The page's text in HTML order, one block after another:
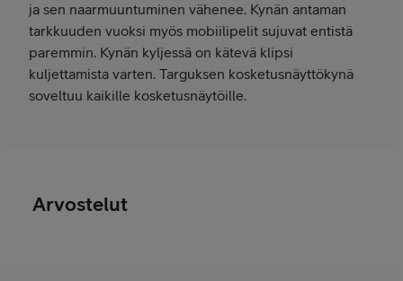
ja sen naarmuuntuminen vähenee. Kynän antaman
tarkkuuden vuoksi myös mobiilipelit sujuvat entistä
paremmin. Kynän kyljessä on kätevä klipsi
kuljettamista varten. Targuksen kosketusnäyttökynä
soveltuu kaikille kosketusnäytöille.
Arvostelut